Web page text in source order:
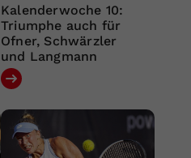
Kalenderwoche 10:
Triumphe auch für
Ofner, Schwärzler
und Langmann